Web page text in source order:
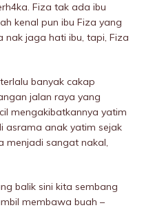
Fiza tak ada ibu
kenal pun ibu Fiza yang
nak jaga hati ibu, tapi, Fiza
banyak cakap
jalan raya yang
mengakibatkannya yatim
asrama anak yatim sejak
menjadi sangat nakaI,
balik sini kita sembang
membawa buah –